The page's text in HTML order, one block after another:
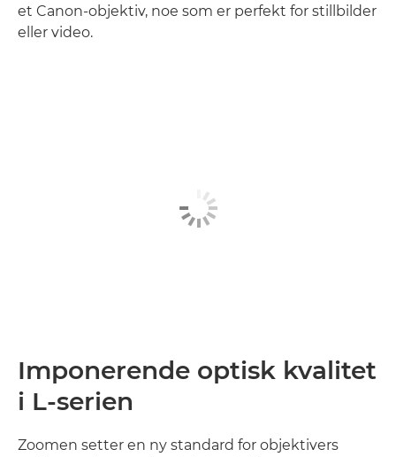
et Canon-objektiv, noe som er perfekt for stillbilder
eller video.
Imponerende optisk kvalitet
i L-serien
Zoomen setter en ny standard for objektivers